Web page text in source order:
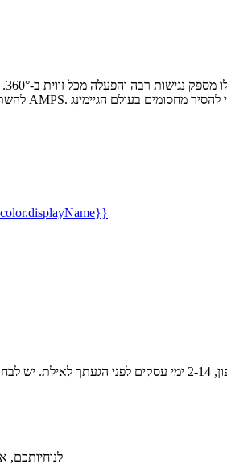
לנוחיותכם, אפשרות ל-36 תשלומים ללא תפיסת